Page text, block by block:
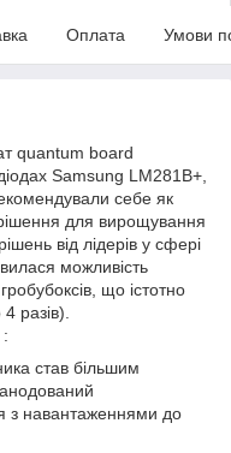
Оплата Умови
quantum board
Samsung LM281B+,
себе як
для вирощування
від лідерів у сфері
можливість
що істотно
разів).
:
став більшим
з навантаженнями до